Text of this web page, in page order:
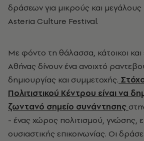
δράσεων για μικρούς και μεγάλους
Asteria Culture Festival.
Με φόντο τη θάλασσα, κάτοικοι και
Αθήνας δίνουν ένα ανοιχτό
δημιουργίας και συμμετοχής.
Πολιτιστικού Κέντρου είναι να
ζωντανό σημείο συνάντησης
- ένας χώρος πολιτισμού, γνώσης,
ουσιαστικής επικοινωνίας. Οι